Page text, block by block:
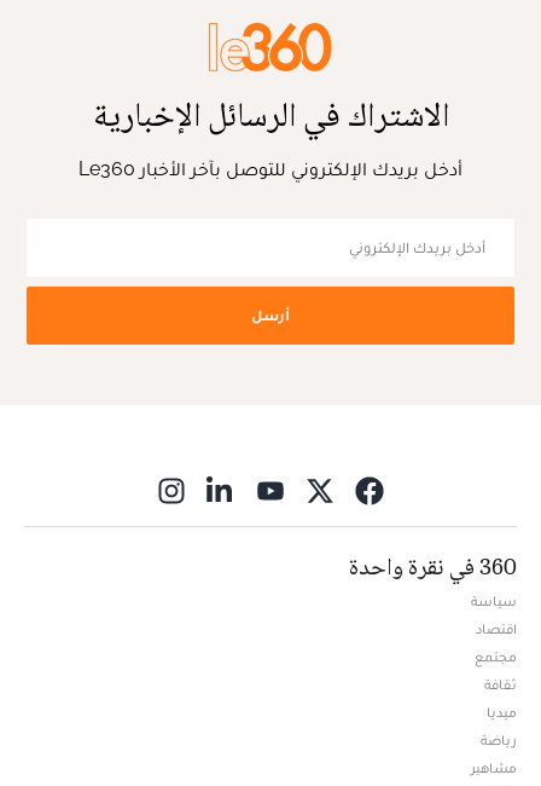
الاشتراك في الرسائل الإخبارية
أدخل بريدك الإلكتروني للتوصل بآخر الأخبار Le360
أرسل
360 في نقرة واحدة
سياسة
اقتصاد
مجتمع
ثقافة
ميديا
رياضة
مشاهير